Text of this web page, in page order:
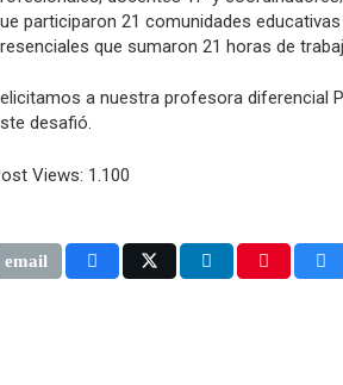
participaron 21 comunidades
que sumaron 21 horas de
a nuestra profesora diferencial
desafió.
Views: 1.100